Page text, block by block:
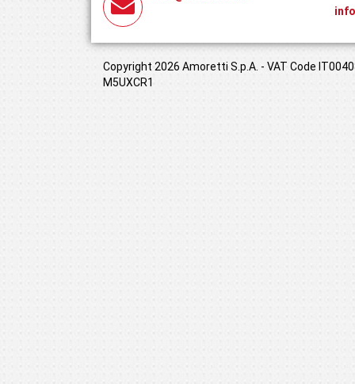
Copyright 2026 Amoretti S.p.A. - VAT Code
M5UXCR1